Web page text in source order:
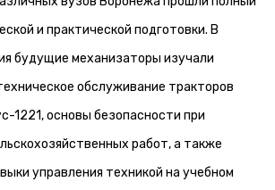
и практической подготовки. В
будущие механизаторы изучали
обслуживание тракторов
1221, основы безопасности при
работ, а также
управления техникой на учебном